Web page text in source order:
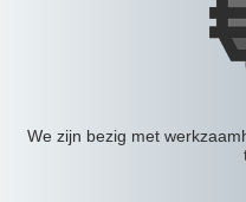
We zijn bezig met